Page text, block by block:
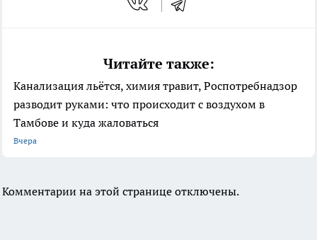
Читайте также:
Канализация льётся, химия травит, Роспотребнадзор
разводит руками: что происходит с воздухом в
Тамбове и куда жаловаться
Вчера
Комментарии на этой странице отключены.